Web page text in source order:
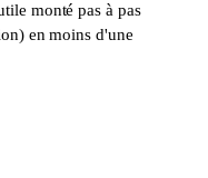
monté pas à pas
en moins d'une